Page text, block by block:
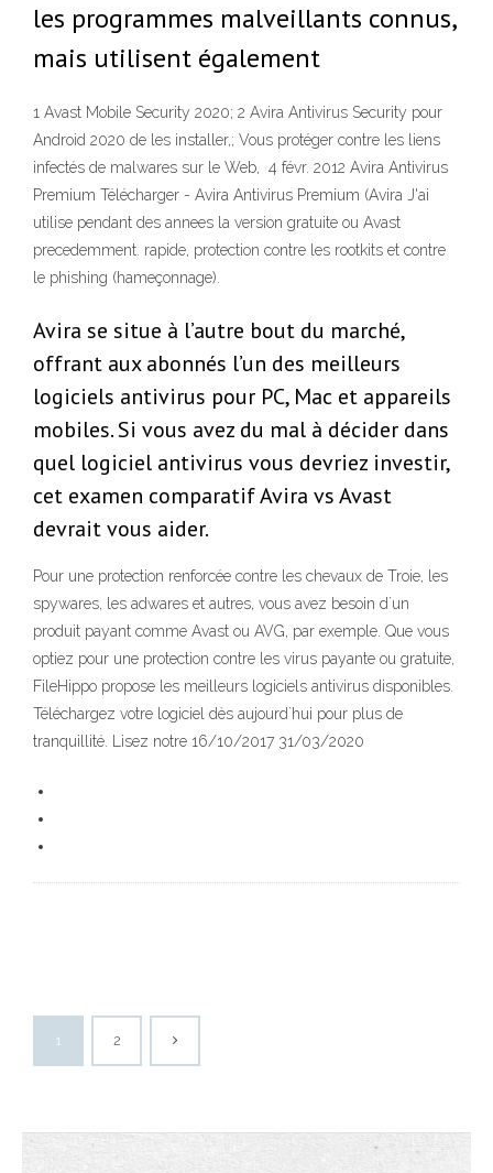
les programmes malveillants connus,
mais utilisent également
1 Avast Mobile Security 2020; 2 Avira Antivirus Security pour
Android 2020 de les installer,; Vous protéger contre les liens
infectés de malwares sur le Web, 4 févr. 2012 Avira Antivirus
Premium Télécharger - Avira Antivirus Premium (Avira J'ai
utilise pendant des annees la version gratuite ou Avast
precedemment. rapide, protection contre les rootkits et contre
le phishing (hameçonnage).
Avira se situe à l’autre bout du marché,
offrant aux abonnés l’un des meilleurs
logiciels antivirus pour PC, Mac et appareils
mobiles. Si vous avez du mal à décider dans
quel logiciel antivirus vous devriez investir,
cet examen comparatif Avira vs Avast
devrait vous aider.
Pour une protection renforcée contre les chevaux de Troie, les
spywares, les adwares et autres, vous avez besoin d`un
produit payant comme Avast ou AVG, par exemple. Que vous
optiez pour une protection contre les virus payante ou gratuite,
FileHippo propose les meilleurs logiciels antivirus disponibles.
Téléchargez votre logiciel dès aujourd`hui pour plus de
tranquillité. Lisez notre 16/10/2017 31/03/2020
1 2